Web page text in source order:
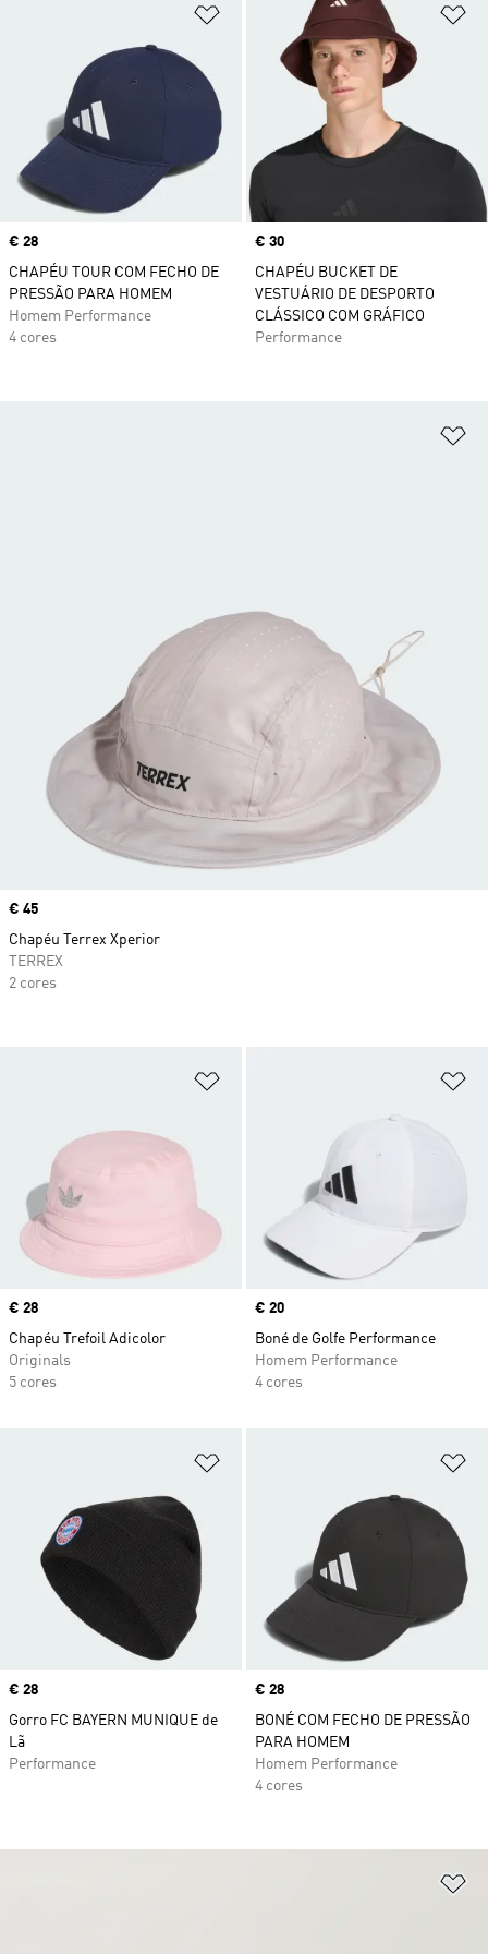
Adicionar à Lista de Desejos
Price
€ 28
CHAPÉU TOUR COM FECHO DE
PRESSÃO PARA HOMEM
Homem Performance
4 cores
Price
€ 30
CHAPÉU BUCKET DE
VESTUÁRIO DE DESPORTO
CLÁSSICO COM GRÁFICO
Performance
Price
€ 28
Chapéu Trefoil Adicolor
Originals
5 cores
Price
€ 20
Boné de Golfe Performance
Homem Performance
4 cores
Price
€ 28
Gorro FC BAYERN MUNIQUE de
Lã
Performance
Price
€ 28
BONÉ COM FECHO DE PRESSÃO
PARA HOMEM
Homem Performance
4 cores
Price
€ 45
Chapéu Terrex Xperior
TERREX
2 cores